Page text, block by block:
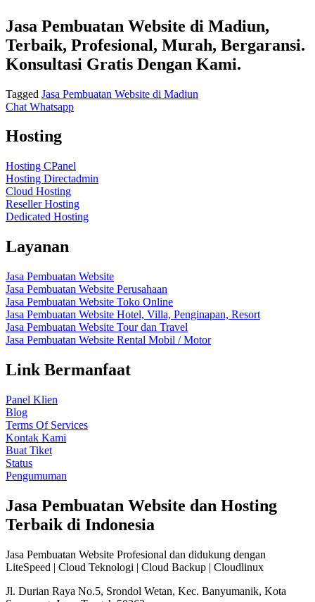
Jasa Pembuatan Website di Madiun,
Terbaik, Profesional, Murah, Bergaransi.
Konsultasi Gratis Dengan Kami.
Tagged Jasa Pembuatan Website di Madiun
Chat Whatsapp
Hosting
Hosting CPanel
Hosting Directadmin
Cloud Hosting
Reseller Hosting
Dedicated Hosting
Layanan
Jasa Pembuatan Website
Jasa Pembuatan Website Perusahaan
Jasa Pembuatan Website Toko Online
Jasa Pembuatan Website Hotel, Villa, Penginapan, Resort
Jasa Pembuatan Website Tour dan Travel
Jasa Pembuatan Website Rental Mobil / Motor
Link Bermanfaat
Panel Klien
Blog
Terms Of Services
Kontak Kami
Buat Tiket
Status
Pengumuman
Jasa Pembuatan Website dan Hosting
Terbaik di Indonesia
Jasa Pembuatan Website Profesional dan didukung dengan
LiteSpeed | Cloud Teknologi | Cloud Backup | Cloudlinux
Jl. Durian Raya No.5, Srondol Wetan, Kec. Banyumanik, Kota